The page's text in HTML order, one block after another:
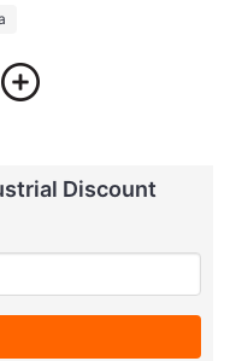
Discount